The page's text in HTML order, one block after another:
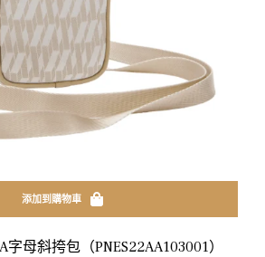
添加到購物車
字母斜挎包（PNES22AA103001）